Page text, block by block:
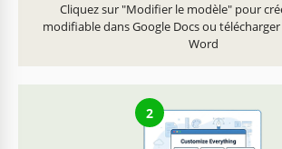
Cliquez sur "Modifier le modèle" pour
modifiable dans Google Docs ou
Word
2